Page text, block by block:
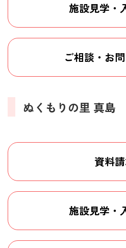
施設見学・
ご相談・お
ぬくもりの里 真島
資料
施設見学・